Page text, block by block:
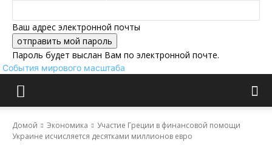
Ваш адрес электронной почты
Пароль будет выслан Вам по электронной почте.
События мирового масштаба
Домой Экономика
Участие Греции в финансовой помощи
Украине исчисляется десятками миллионов евро